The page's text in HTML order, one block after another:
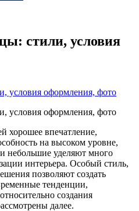
стили, условия
хорошее впечатление,
на высоком уровне,
небольшие уделяют много
интерьера. Особый стиль,
позволяют создать
тенденции,
создания
далее.